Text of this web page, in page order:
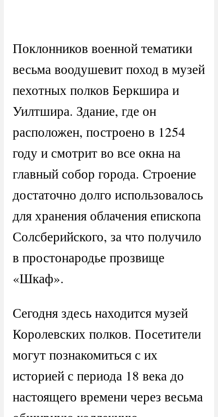
Поклонников военной тематики
весьма воодушевит поход в музей
пехотных полков Беркшира и
Уилтшира. Здание, где он
расположен, построено в 1254
году и смотрит во все окна на
главный собор города. Строение
достаточно долго использовалось
для хранения облачения епископа
Солсберийского, за что получило
в простонародье прозвище
«Шкаф».
Сегодня здесь находится музей
Королевских полков. Посетители
могут познакомиться с их
историей с периода 18 века до
настоящего времени через весьма